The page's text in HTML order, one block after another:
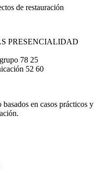
de restauración
PRESENCIALIDAD
78 25
52 60
en casos prácticos y